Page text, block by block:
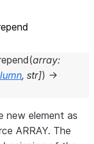
(array:
, str]) →
new element as
ARRAY. The